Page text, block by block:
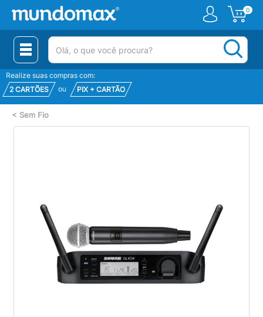
0
(pesquisar)
Realize suas compras com:
2 CARTÕES
ou PIX + CARTÃO
< Sem Fio